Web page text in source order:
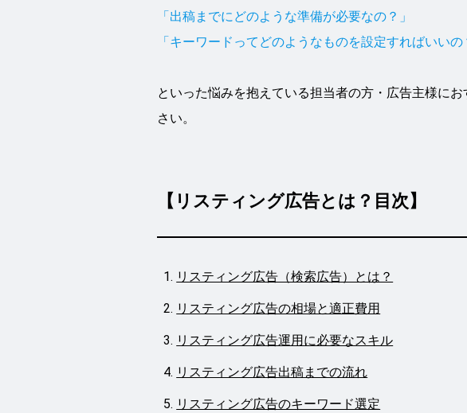
「出稿までにどのような準備が必要なの？」
「キーワードってどのようなものを設定すればいいの
といった悩みを抱えている担当者の方・広告主様に
さい。
【リスティング広告とは？目次】
リスティング広告（検索広告）とは？
リスティング広告の相場と適正費用
リスティング広告運用に必要なスキル
リスティング広告出稿までの流れ
リスティング広告のキーワード選定